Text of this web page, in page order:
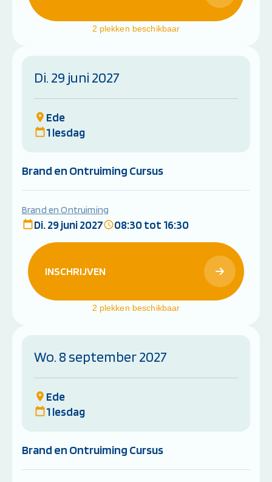
2 plekken beschikbaar
Di. 29 juni 2027
Ede
1 lesdag
Brand en Ontruiming Cursus
Brand en Ontruiming
Di. 29 juni 2027 08:30 tot 16:30
INSCHRIJVEN
2 plekken beschikbaar
Wo. 8 september 2027
Ede
1 lesdag
Brand en Ontruiming Cursus